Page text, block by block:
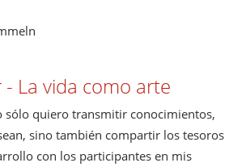
La vida como arte
sólo quiero transmitir conocimientos,
sino también compartir los tesoros
con los participantes en mis